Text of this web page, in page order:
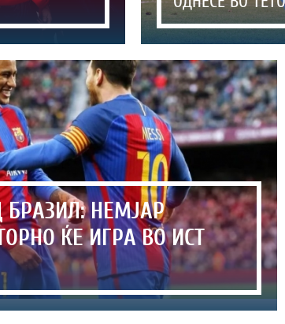
БРАЗИЛ: НЕМЈАР
ЌЕ ИГРА ВО ИСТ